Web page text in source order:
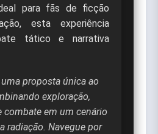
para fãs de ficção
esta experiência
tático e narrativa
proposta única ao
exploração,
combate em um cenário
radiação. Navegue por